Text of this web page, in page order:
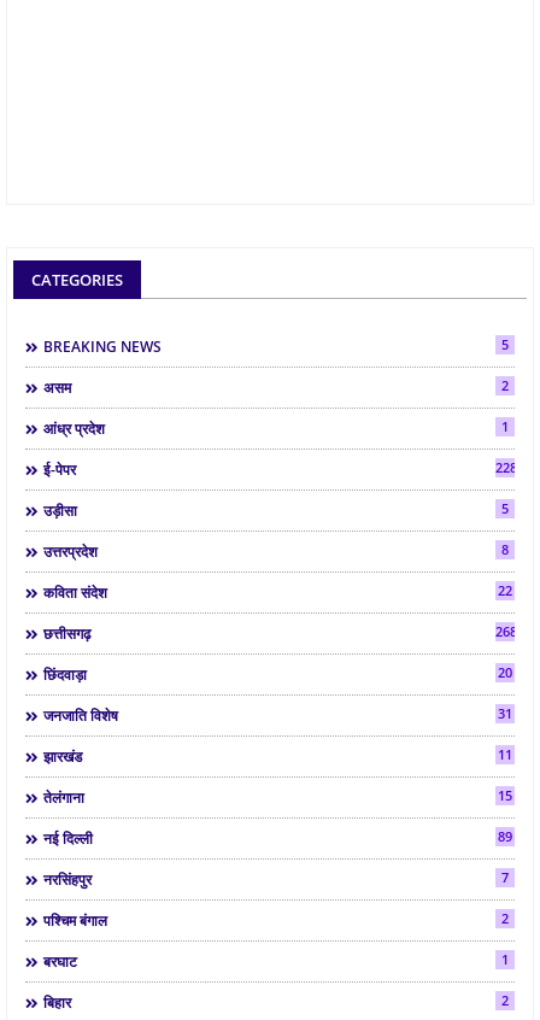
CATEGORIES
BREAKING NEWS 5
असम 2
आंध्र प्रदेश 1
ई-पेपर 2286
उड़ीसा 5
उत्तरप्रदेश 8
कविता संदेश 22
छत्तीसगढ़ 268
छिंदवाड़ा 20
जनजाति विशेष 31
झारखंड 11
तेलंगाना 15
नई दिल्ली 89
नरसिंहपुर 7
पश्चिम बंगाल 2
बरघाट 1
बिहार 2